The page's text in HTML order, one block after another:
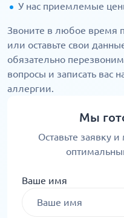
У нас приемлемые
Звоните в любое время
или оставьте свои
обязательно
вопросы и записать вас
аллергии.
Мы
Оставьте заявку
Ваше имя